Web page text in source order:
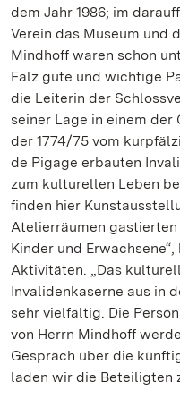
dem Jahr 1986; im
Verein das Museum und
Mindhoff waren schon
Falz gute und wichtige
die Leiterin der
seiner Lage in einem der
der 1774/75 vom
de Pigage erbauten
zum kulturellen Leben
finden hier
Atelierräumen gastierten
Kinder und
Aktivitäten. „Das
Invalidenkaserne aus in
sehr vielfältig. Die
von Herrn Mindhoff
Gespräch über die
laden wir die Beteiligten